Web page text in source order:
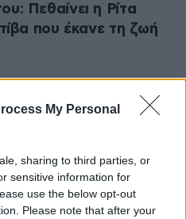
My Personal
sharing to third parties, or
sensitive information for
use the below opt-out
Please note that after your
Πεθαίνει η Ρίτα
που έκανε τη ζωή